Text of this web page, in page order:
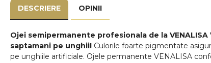
DESCRIERE OPINII
Ojei semipermanente profesionala de la
saptamani pe unghii! Culorile foarte pigmentate
pe unghiile artificiale. Ojele permanente VENALISA